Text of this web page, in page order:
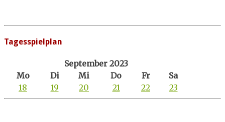
Tagesspielplan
September 2023
Mo
Di Mi Do Fr
Sa
18
19 20 21 22 23